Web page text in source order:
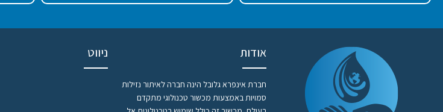
אודות
חברת אינפרא גלובל הינה חברה לאיתור נזילות
סמויות באמצעות מכשור טכנולוגי מתקדם
ניווט